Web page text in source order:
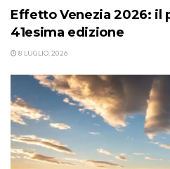
Effetto Venezia 2026: il
41esima edizione
8 LUGLIO, 2026